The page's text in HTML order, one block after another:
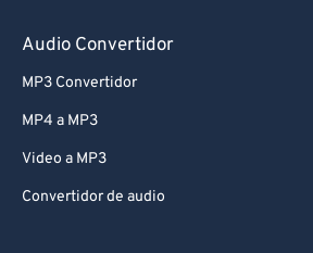
Audio Convertidor
MP3 Convertidor
MP4 a MP3
Video a MP3
Convertidor de audio